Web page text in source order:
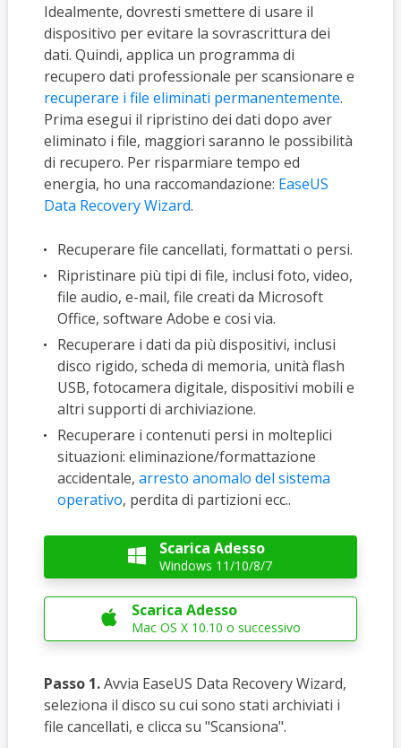
Idealmente, dovresti smettere di usare il
dispositivo per evitare la sovrascrittura dei
dati. Quindi, applica un programma di
recupero dati professionale per scansionare e
recuperare i file eliminati permanentemente.
Prima esegui il ripristino dei dati dopo aver
eliminato i file, maggiori saranno le possibilità
di recupero. Per risparmiare tempo ed
energia, ho una raccomandazione: EaseUS
Data Recovery Wizard.
Recuperare file cancellati, formattati o persi.
Ripristinare più tipi di file, inclusi foto, video,
file audio, e-mail, file creati da Microsoft
Office, software Adobe e cosi via.
Recuperare i dati da più dispositivi, inclusi
disco rigido, scheda di memoria, unità flash
USB, fotocamera digitale, dispositivi mobili e
altri supporti di archiviazione.
Recuperare i contenuti persi in molteplici
situazioni: eliminazione/formattazione
accidentale, arresto anomalo del sistema
operativo, perdita di partizioni ecc..
 Scarica Adesso
Windows 11/10/8/7
 Scarica Adesso
Mac OS X 10.10 o successivo
Passo 1.Avvia EaseUS Data Recovery Wizard,
seleziona il disco su cui sono stati archiviati i
file cancellati, e clicca su "Scansiona".